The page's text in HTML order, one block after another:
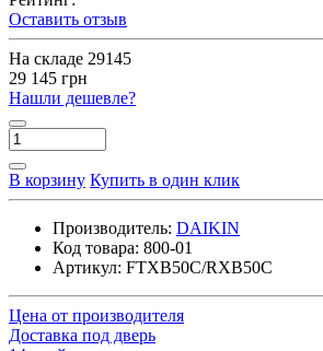
Оставить отзыв
На складе 29145
29 145 грн
Нашли дешевле?
В корзину Купить в один клик
Производитель: DAIKIN
Код товара: 800-01
Артикул: FTXB50С/RXB50C
Цена от производителя
Доставка под дверь